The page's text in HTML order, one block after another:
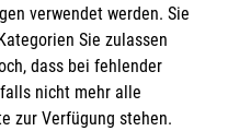
verwendet werden. Sie
Sie zulassen
dass bei fehlender
nicht mehr alle
zur Verfügung stehen.